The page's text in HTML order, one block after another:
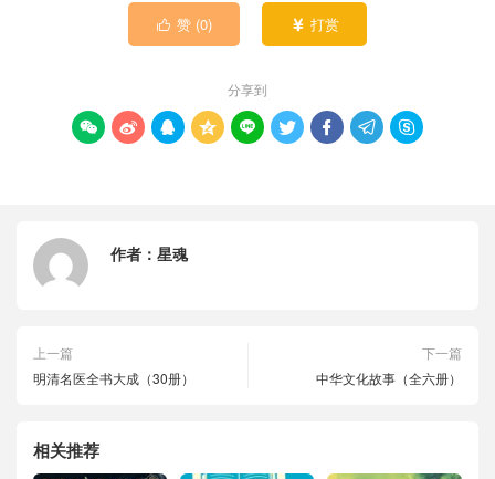
 赞 (0)  打赏
分享到
        
作者： 星魂
上一篇
明清名医全书大成（30册）
下一篇
中华文化故事（全六册）
相关推荐